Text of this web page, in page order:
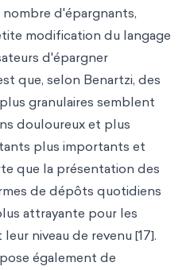
d'épargnants,
modification du langage
d'épargner
que, selon Benartzi, des
granulaires semblent
douloureux et plus
plus importants et
que la présentation des
de dépôts quotidiens
attrayante pour les
niveau de revenu [17].
également de